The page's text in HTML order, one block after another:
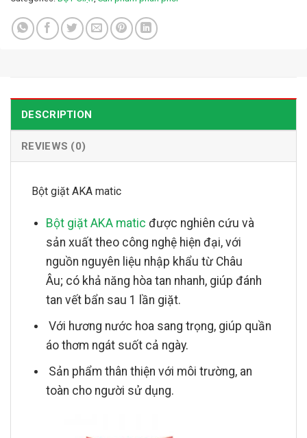
DESCRIPTION
REVIEWS (0)
Bột giặt AKA matic
Bột giặt AKA matic được nghiên cứu và
sản xuất theo công nghệ hiện đại, với
nguồn nguyên liệu nhập khẩu từ Châu
Âu; có khả năng hòa tan nhanh, giúp đánh
tan vết bẩn sau 1 lần giặt.
Với hương nước hoa sang trọng, giúp quần
áo thơm ngát suốt cả ngày.
Sản phẩm thân thiện với môi trường, an
toàn cho người sử dụng.